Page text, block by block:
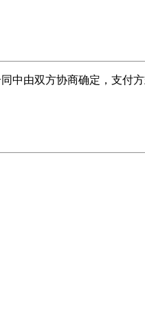
由双方协商确定，支付